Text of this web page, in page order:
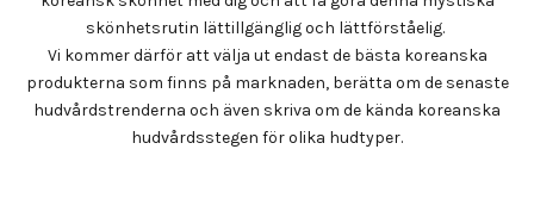
skönhetsrutin lättillgänglig och lättförståelig.
Vi kommer därför att välja ut endast de bästa koreanska
produkterna som finns på marknaden, berätta om de senaste
hudvårdstrenderna och även skriva om de kända koreanska
hudvårdsstegen för olika hudtyper.